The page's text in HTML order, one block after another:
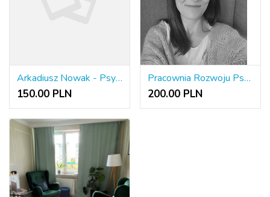
Arkadiusz Nowak - Psychoterapeuta w trakcie szkolenia
150.00 PLN
Pracownia Rozwoju Psychologicznego Agnieszka Grabarczyk.
200.00 PLN